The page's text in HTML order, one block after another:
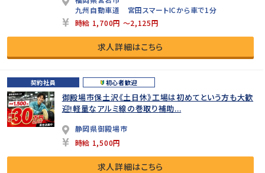
九州自動車道 宮田スマートICから車で1分
時給 1,700円 ～2,125円
求人詳細はこちら
契約社員 初心者歓迎
御殿場市保土沢《土日休》工場は初めてという方も大歓
迎!軽量なアルミ線の巻取り補助...
静岡県御殿場市
時給 1,500円
求人詳細はこちら